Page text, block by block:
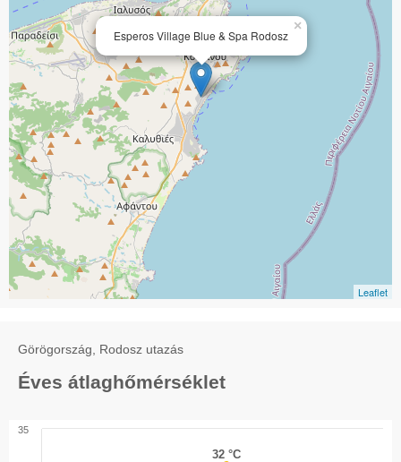
Esperos Village Blue & Spa Rodosz
×
Leaflet
Görögország, Rodosz utazás
Éves átlaghőmérséklet
32 °C
32 °C
35